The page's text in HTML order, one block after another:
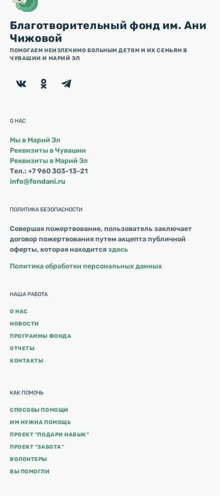
Благотворительный фонд им. Ани
Чижовой
ПОМОГАЕМ НЕИЗЛЕЧИМО БОЛЬНЫМ ДЕТЯМ И ИХ СЕМЬЯМ В
ЧУВАШИИ И МАРИЙ ЭЛ
О НАС
Мы в Марий Эл
Реквизиты в Чувашии
Реквизиты в Марий Эл
Тел.: +7 960 303-13-21
info@fondani.ru
НАША РАБОТА
О НАС
НОВОСТИ
ПРОГРАММЫ ФОНДА
ОТЧЕТЫ
КОНТАКТЫ
КАК ПОМОЧЬ
СПОСОБЫ ПОМОЩИ
ИМ НУЖНА ПОМОЩЬ
ПРОЕКТ “ПОДАРИ НАВЫК”
ПРОЕКТ “ЗАБОТА”
ВОЛОНТЕРЫ
ВЫ ПОМОГЛИ
ПОЛИТИКА БЕЗОПАСНОСТИ
Совершая пожертвование, пользователь заключает
договор пожертвования путем акцепта публичной
оферты, которая находитсяздесь
Политика обработки персональных данных